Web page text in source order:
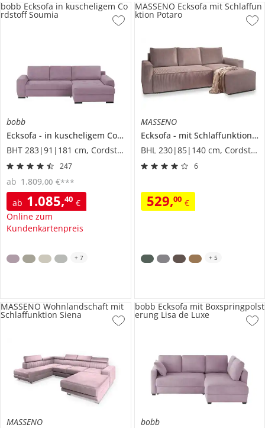
bobb
Ecksofa
in kuscheligem Cordstoff
Soumia
BHT 283|91|181 cm, Cordstoff
247
ab 1.085,40 €
Online zum
Kundenkartenpreis
ab 1.809,00 €***
bobb Ecksofa in kuscheligem Co
rdstoff Soumia
+ 7
MASSENO
Ecksofa
mit Schlaffunktion
BHL 230|85|140 cm, Cordstoff
6
529,00 €
MASSENO Ecksofa mit Schlaffun
ktion Potaro
+ 5
MASSENO
MASSENO Wohnlandschaft mit
Schlaffunktion Siena
bobb
bobb Ecksofa mit Boxspringpolst
erung Lisa de Luxe